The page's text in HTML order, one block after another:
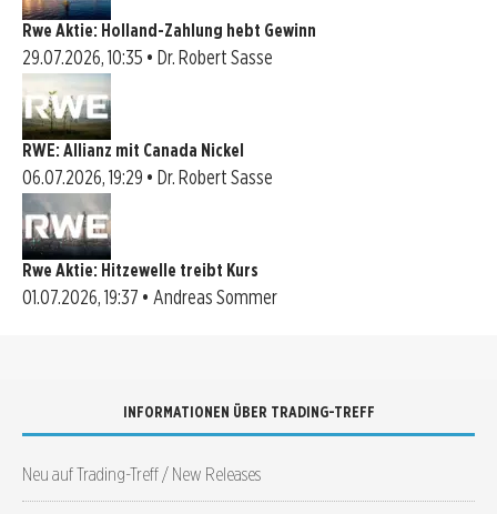
Rwe Aktie: Holland-Zahlung hebt Gewinn
29.07.2026, 10:35 • Dr. Robert Sasse
RWE: Allianz mit Canada Nickel
06.07.2026, 19:29 • Dr. Robert Sasse
Rwe Aktie: Hitzewelle treibt Kurs
01.07.2026, 19:37 • Andreas Sommer
INFORMATIONEN ÜBER TRADING-TREFF
Neu auf Trading-Treff / New Releases